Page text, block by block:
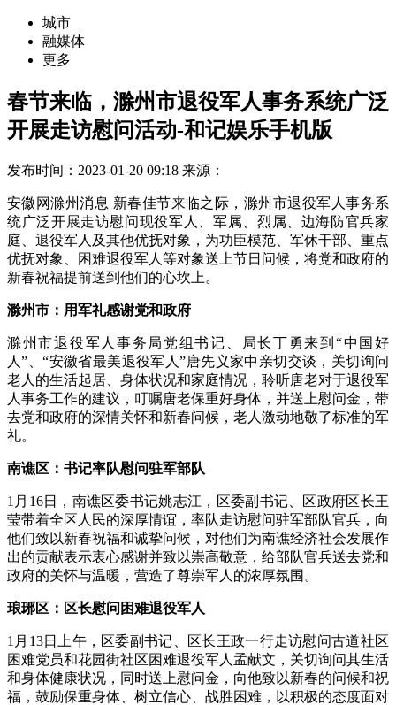
城市
融媒体
更多
春节来临，滁州市退役军人事务系统广泛
开展走访慰问活动-和记娱乐手机版
发布时间：2023-01-20 09:18 来源：
安徽网滁州消息 新春佳节来临之际，滁州市退役军人事务系
统广泛开展走访慰问现役军人、军属、烈属、边海防官兵家
庭、退役军人及其他优抚对象，为功臣模范、军休干部、重点
优抚对象、困难退役军人等对象送上节日问候，将党和政府的
新春祝福提前送到他们的心坎上。
滁州市：用军礼感谢党和政府
滁州市退役军人事务局党组书记、局长丁勇来到“中国好
人”、“安徽省最美退役军人”唐先义家中亲切交谈，关切询问
老人的生活起居、身体状况和家庭情况，聆听唐老对于退役军
人事务工作的建议，叮嘱唐老保重好身体，并送上慰问金，带
去党和政府的深情关怀和新春问候，老人激动地敬了标准的军
礼。
南谯区：书记率队慰问驻军部队
1月16日，南谯区委书记姚志江，区委副书记、区政府区长王
莹带着全区人民的深厚情谊，率队走访慰问驻军部队官兵，向
他们致以新春祝福和诚挚问候，对他们为南谯经济社会发展作
出的贡献表示衷心感谢并致以崇高敬意，给部队官兵送去党和
政府的关怀与温暖，营造了尊崇军人的浓厚氛围。
琅琊区：区长慰问困难退役军人
1月13日上午，区委副书记、区长王政一行走访慰问古道社区
困难党员和花园街社区困难退役军人孟献文，关切询问其生活
和身体健康状况，同时送上慰问金，向他致以新春的问候和祝
福，鼓励保重身体、树立信心、战胜困难，以积极的态度面对